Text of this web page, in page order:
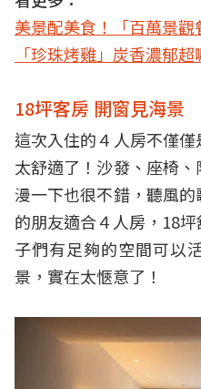
美景配美食！「百萬景
「珍珠烤雞」炭香濃郁超
18坪客房 開窗見海景
這次入住的４人房不僅
太舒適了！沙發、座椅
漫一下也很不錯，聽風
的朋友適合４人房，18
子們有足夠的空間可以
景，實在太愜意了！